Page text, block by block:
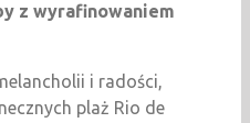
z wyrafinowaniem
i radości,
plaż Rio de